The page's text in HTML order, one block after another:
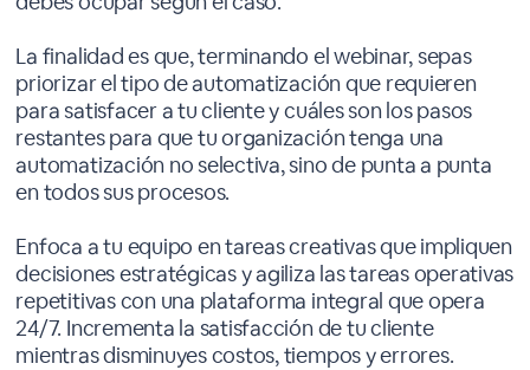
La finalidad es que, terminando el webinar, sepas
priorizar el tipo de automatización que requieren
para satisfacer a tu cliente y cuáles son los pasos
restantes para que tu organización tenga una
automatización no selectiva, sino de punta a punta
en todos sus procesos.
Enfoca a tu equipo en tareas creativas que impliquen
decisiones estratégicas y agiliza las tareas operativas
repetitivas con una plataforma integral que opera
24/7. Incrementa la satisfacción de tu cliente
mientras disminuyes costos, tiempos y errores.